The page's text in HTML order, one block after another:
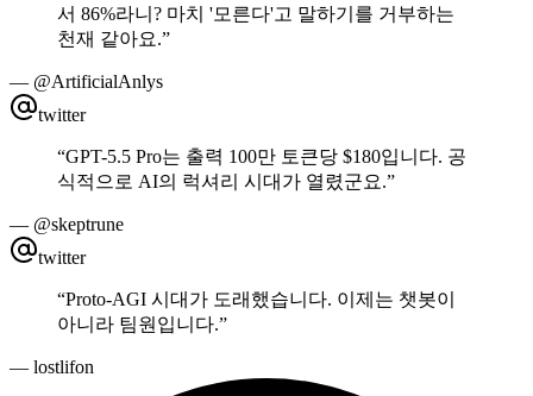
서 86%라니? 마치 '모른다'고 말하기를 거부하는
천재 같아요.”
— @ArtificialAnlys
twitter
“GPT-5.5 Pro는 출력 100만 토큰당 $180입니다. 공
식적으로 AI의 럭셔리 시대가 열렸군요.”
— @skeptrune
twitter
“Proto-AGI 시대가 도래했습니다. 이제는 챗봇이
아니라 팀원입니다.”
— lostlifon